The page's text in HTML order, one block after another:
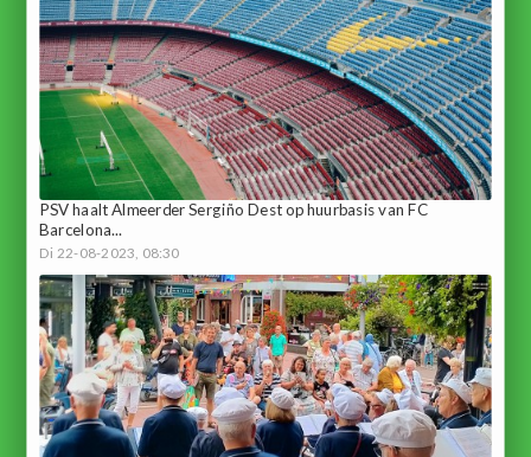
PSV haalt Almeerder Sergiño Dest op huurbasis van FC
Barcelona...
Di 22-08-2023, 08:30